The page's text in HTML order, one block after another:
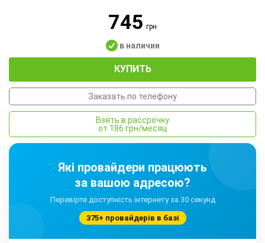
745грн
в наличии
КУПИТЬ
Заказать по телефону
Взять в рассрочку
от 186 грн/месяц
Які провайдери працюють
за вашою адресою?
Перевірте доступність інтернету за 30 секунд
375+ провайдерів в базі